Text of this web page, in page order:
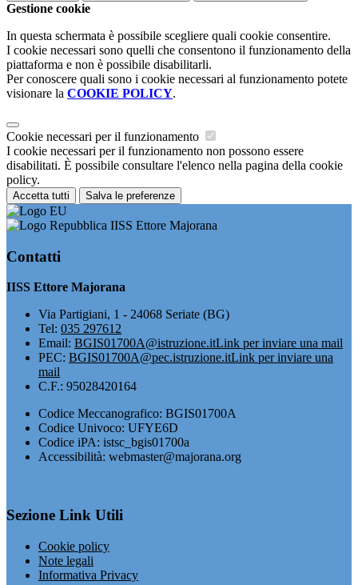
Gestione cookie
In questa schermata è possibile scegliere quali cookie consentire.
I cookie necessari sono quelli che consentono il funzionamento della
piattaforma e non è possibile disabilitarli.
Per conoscere quali sono i cookie necessari al funzionamento potete
visionare la COOKIE POLICY.
Cookie necessari per il funzionamento
I cookie necessari per il funzionamento non possono essere
disabilitati. È possibile consultare l'elenco nella pagina della cookie
policy.
Accetta tutti Salva le preferenze
IISS Ettore Majorana
Contatti
IISS Ettore Majorana
Via Partigiani, 1 - 24068 Seriate (BG)
Tel: 035 297612
Email: BGIS01700A@istruzione.itLink per inviare una mail
PEC: BGIS01700A@pec.istruzione.itLink per inviare una
mail
C.F.: 95028420164
Codice Meccanografico: BGIS01700A
Codice Univoco: UFYE6D
Codice iPA: istsc_bgis01700a
Accessibilità: webmaster@majorana.org
Sezione Link Utili
Cookie policy
Note legali
Informativa Privacy